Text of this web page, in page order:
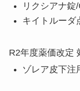
リクシアナ錠
キイトルーダ
R2年度薬価改定
ゾレア皮下注